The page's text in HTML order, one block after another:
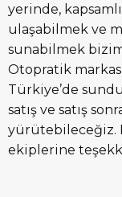
yerinde,
ulaşabilmek ve
sunabilmek
Otopratik
Türkiye’de
satış ve satış
yürütebileceğiz.
ekiplerine